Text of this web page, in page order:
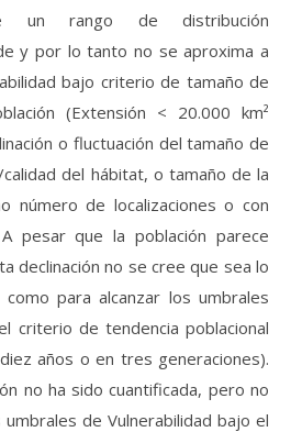
un rango de distribución
y por lo tanto no se aproxima a
bajo criterio de tamaño de
(Extensión < 20.000 km²
o fluctuación del tamaño de
del hábitat, o tamaño de la
número de localizaciones o con
pesar que la población parece
declinación no se cree que sea lo
para alcanzar los umbrales
criterio de tendencia poblacional
años o en tres generaciones).
no ha sido cuantificada, pero no
de Vulnerabilidad bajo el